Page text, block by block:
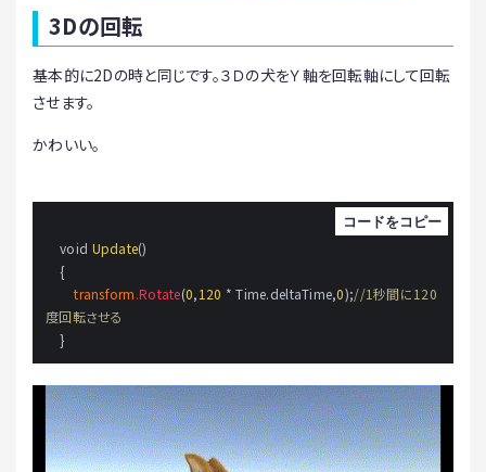
3Dの回転
基本的に2Dの時と同じです。３Ｄの犬をＹ軸を回転軸にして回転
させます。
かわいい。
    void
Update()
    {
transform.Rotate(0,120 * Time.deltaTime,0);//1秒間に120
度回転させる
    }